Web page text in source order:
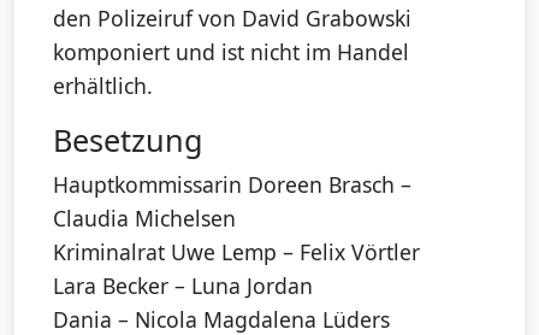
den Polizeiruf von David Grabowski
komponiert und ist nicht im Handel
erhältlich.
Besetzung
Hauptkommissarin Doreen Brasch –
Claudia Michelsen
Kriminalrat Uwe Lemp – Felix Vörtler
Lara Becker – Luna Jordan
Dania – Nicola Magdalena Lüders